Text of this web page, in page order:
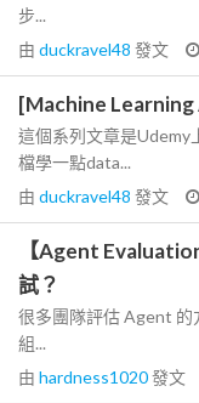
步...
由 duckravel48 發文
[Machine Learning
這個系列文章是Udemy
檔學一點data...
由 duckravel48 發文
【Agent
試？
很多團隊評估 Agent
組...
由 hardness1020發文